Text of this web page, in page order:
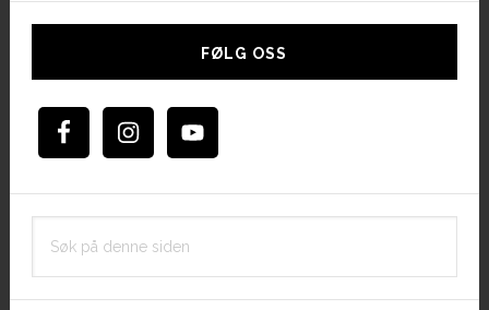
Hoved
FØLG OSS